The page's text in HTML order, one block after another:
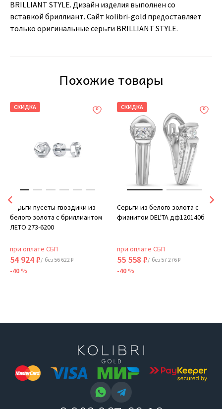
BRILLIANT STYLE. Дизайн изделия выполнен со
вставкой бриллиант. Сайт kolibri-gold предоставляет
только оригинальные серьги BRILLIANT STYLE.
Похожие товары
СКИДКА
Серьги пусеты-гвоздики из
белого золота с бриллиантом
ЛЕТО 273-6200
при оплате СБП
54 924 ₽/ без 56 622 ₽
-40 %
СКИДКА
Серьги из белого золота с
фианитом DEL'TA дф120140б
при оплате СБП
55 558 ₽/ без 57 276 ₽
-40 %